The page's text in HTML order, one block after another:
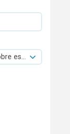
esta viatura.